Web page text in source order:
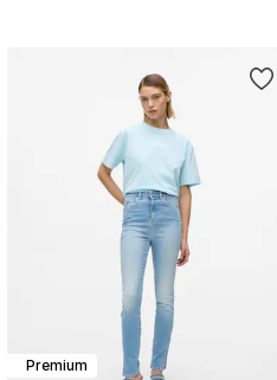
Premium